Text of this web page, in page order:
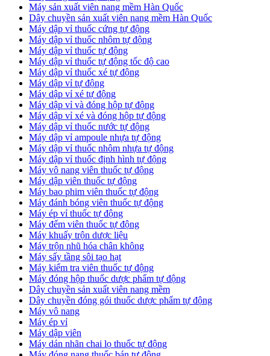
​Máy sản xuất viên nang mềm Hàn Quốc
​Dây chuyền sản xuất viên nang mềm Hàn Quốc
Máy dập vỉ thuốc cứng tự động
Máy dập vỉ thuốc nhôm tự động
Máy dập vỉ thuốc tự động​
​Máy dập vỉ thuốc tự động tốc độ cao
Máy dập vỉ thuốc xé tự động
​Máy dập vỉ tự động
​Máy dập vỉ xé tự động
​Máy dập vỉ và đóng hộp tự động
​Máy dập vỉ xé và đóng hộp tự động
​Máy dập vỉ thuốc nước tự động
Máy dập vỉ ampoule nhựa tự động
Máy dập vỉ thuốc nhôm nhựa tự động
Máy dập vỉ thuốc định hình tự động
Máy vô nang viên thuốc tự động
Máy dập viên thuốc tự động
Máy bao phim viên thuốc tự động
Máy đánh bóng viên thuốc tự động
Máy ép vỉ thuốc tự động
Máy đếm viên thuốc tự động
Máy khuấy trộn dược liệu
Máy trộn nhũ hóa chân không
Máy sấy tầng sôi tạo hạt
Máy kiểm tra viên thuốc tự động
Máy đóng hộp thuốc dược phẩm tự động
Dây chuyền sản xuất viên nang mềm
Dây chuyền đóng gói thuốc dược phẩm tự động
Máy vô nang
Máy ép vỉ
Máy dập viên
Máy dán nhãn chai lọ thuốc tự động